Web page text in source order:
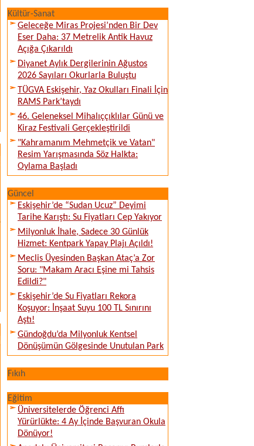
Kültür-Sanat
Geleceğe Miras Projesi’nden Bir Dev
Eser Daha: 37 Metrelik Antik Havuz
Açığa Çıkarıldı
Diyanet Aylık Dergilerinin Ağustos
2026 Sayıları Okurlarla Buluştu
TÜGVA Eskişehir, Yaz Okulları Finali İçin
RAMS Park’taydı
46. Geleneksel Mihalıççıklılar Günü ve
Kiraz Festivali Gerçekleştirildi
"Kahramanım Mehmetçik ve Vatan"
Resim Yarışmasında Söz Halkta:
Oylama Başladı
Güncel
Eskişehir’de “Sudan Ucuz” Deyimi
Tarihe Karıştı: Su Fiyatları Cep Yakıyor
Milyonluk İhale, Sadece 30 Günlük
Hizmet: Kentpark Yapay Plajı Açıldı!
Meclis Üyesinden Başkan Ataç’a Zor
Soru: "Makam Aracı Eşine mi Tahsis
Edildi?"
Eskişehir’de Su Fiyatları Rekora
Koşuyor: İnşaat Suyu 100 TL Sınırını
Aştı!
Gündoğdu’da Milyonluk Kentsel
Dönüşümün Gölgesinde Unutulan Park
Fıkıh
Eğitim
Üniversitelerde Öğrenci Affı
Yürürlükte: 4 Ay İçinde Başvuran Okula
Dönüyor!